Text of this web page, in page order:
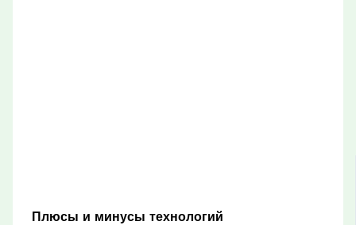
Плюсы и минусы технологий